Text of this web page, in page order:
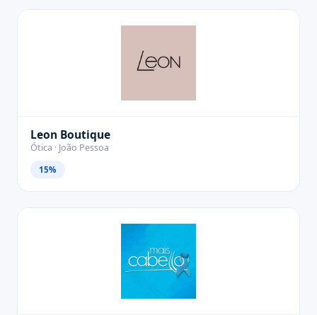
Leon Boutique
Ótica · João Pessoa
15%